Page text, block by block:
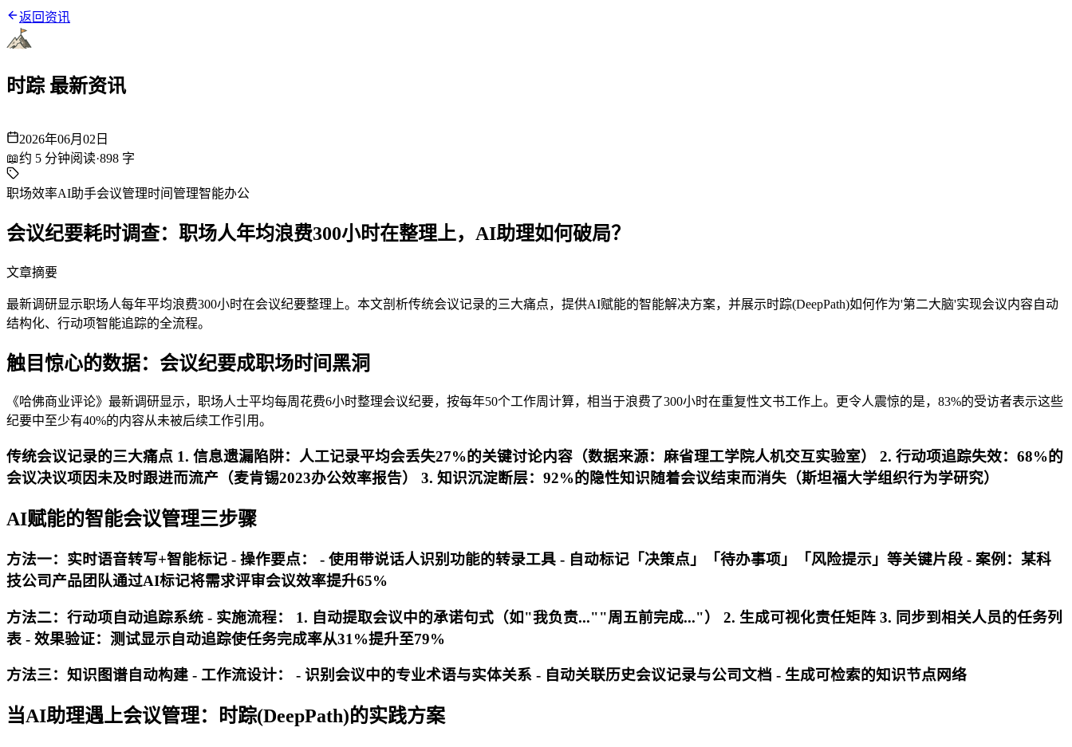
返回资讯
时踪 最新资讯
2026年06月02日
📖约 5 分钟阅读·898 字
职场效率AI助手会议管理时间管理智能办公
会议纪要耗时调查：职场人年均浪费300小时在整理上，AI助理如何破局？
文章摘要
最新调研显示职场人每年平均浪费300小时在会议纪要整理上。本文剖析传统会议记录的三大痛点，提供AI赋能的智能解决方案，并展示时踪(DeepPath)如何作为'第二大脑'实现会议内容自动
结构化、行动项智能追踪的全流程。
触目惊心的数据：会议纪要成职场时间黑洞
《哈佛商业评论》最新调研显示，职场人士平均每周花费6小时整理会议纪要，按每年50个工作周计算，相当于浪费了300小时在重复性文书工作上。更令人震惊的是，83%的受访者表示这些
纪要中至少有40%的内容从未被后续工作引用。
传统会议记录的三大痛点 1. 信息遗漏陷阱：人工记录平均会丢失27%的关键讨论内容（数据来源：麻省理工学院人机交互实验室） 2. 行动项追踪失效：68%的
会议决议项因未及时跟进而流产（麦肯锡2023办公效率报告） 3. 知识沉淀断层：92%的隐性知识随着会议结束而消失（斯坦福大学组织行为学研究）
AI赋能的智能会议管理三步骤
方法一：实时语音转写+智能标记 - 操作要点： - 使用带说话人识别功能的转录工具 - 自动标记「决策点」「待办事项」「风险提示」等关键片段 - 案例 ：某科
技公司产品团队通过AI标记将需求评审会议效率提升65%
方法二：行动项自动追踪系统 - 实施流程： 1. 自动提取会议中的承诺句式（如"我负责...""周五前完成..."） 2. 生成可视化责任矩阵 3. 同步到相关人员的任务列
表 - 效果验证：测试显示自动追踪使任务完成率从31%提升至79%
方法三：知识图谱自动构建 - 工作流设计： - 识别会议中的专业术语与实体关系 - 自动关联历史会议记录与公司文档 - 生成可检索的知识节点网络
当AI助理遇上会议管理：时踪(DeepPath)的实践方案